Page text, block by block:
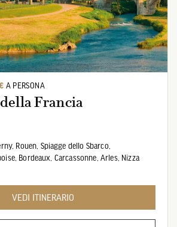
A PERSONA
Francia
Rouen, Spiagge dello Sbarco,
Bordeaux, Carcassonne, Arles, Nizza
VEDI ITINERARIO